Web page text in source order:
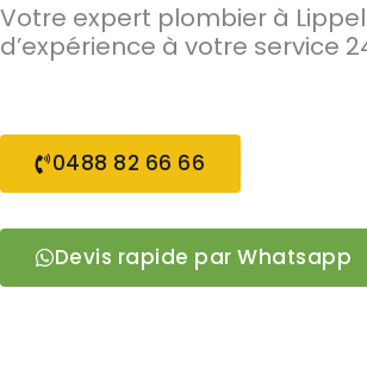
Votre expert plombier à
d’expérience à votre service
0488 82 66 66
Devis rapide par Whatsapp